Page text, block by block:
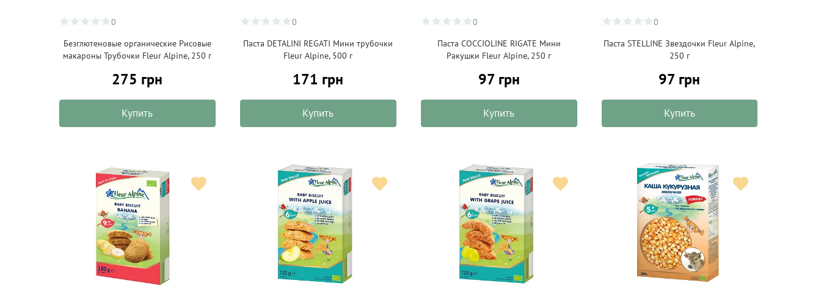
0
Безглютеновые органические Рисовые
макароны Трубочки Fleur Alpine, 250 г
275 грн
Купить
0
Паста DETALINI REGATI Мини трубочки
Fleur Alpine, 500 г
171 грн
Купить
0
Паста COCCIOLINE RIGATE Мини
Ракушки Fleur Alpine, 250 г
97 грн
Купить
0
Паста STELLINE Звездочки Fleur Alpine,
250 г
97 грн
Купить